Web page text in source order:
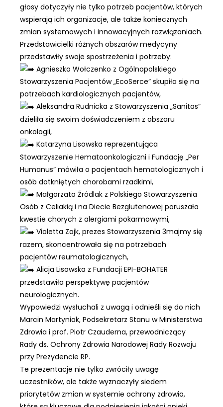
głosy dotyczyły nie tylko potrzeb pacjentów, których
wspierają ich organizacje, ale także koniecznych
zmian systemowych i innowacyjnych rozwiązaniach.
Przedstawicielki różnych obszarów medycyny
przedstawiły swoje spostrzeżenia i potrzeby:
Agnieszka Wołczenko z Ogólnopolskiego
Stowarzyszenia Pacjentów „EcoSerce” skupiła się na
potrzebach kardiologicznych pacjentów,
Aleksandra Rudnicka z Stowarzyszenia „Sanitas”
dzieliła się swoim doświadczeniem z obszaru
onkologii,
Katarzyna Lisowska reprezentująca
Stowarzyszenie Hematoonkologiczni i Fundację „Per
Humanus” mówiła o pacjentach hematologicznych i
osób dotkniętych chorobami rzadkimi,
Małgorzata Źródlak z Polskiego Stowarzyszenia
Osób z Celiakią i na Diecie Bezglutenowej poruszała
kwestie chorych z alergiami pokarmowymi,
Violetta Zajk, prezes Stowarzyszenia 3majmy się
razem, skoncentrowała się na potrzebach
pacjentów reumatologicznych,
Alicja Lisowska z Fundacji EPI-BOHATER
przedstawiła perspektywę pacjentów
neurologicznych.
Wypowiedzi wysłuchali z uwagą i odnieśli się do nich
Marcin Martyniak, Podsekretarz Stanu wMinisterstwa
Zdrowia i prof. Piotr Czauderna, przewodniczący
Rady ds. Ochrony Zdrowia Narodowej Rady Rozwoju
przy Prezydencie RP.
Te prezentacje nie tylko zwróciły uwagę
uczestników, ale także wyznaczyły siedem
priorytetów zmian w systemie ochrony zdrowia,